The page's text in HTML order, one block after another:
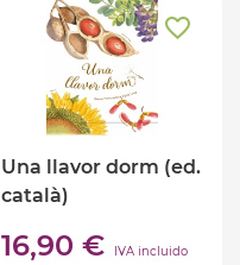
Una llavor dorm (ed.
català)
16,90 € IVA incluido